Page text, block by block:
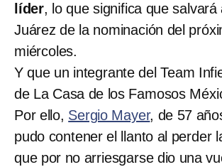
líder, lo que significa que salvará
Juárez de la nominación del
miércoles.
Y que un integrante del Team
de La Casa de los Famosos
Por ello, Sergio Mayer, de 57
pudo contener el llanto al perder
que por no arriesgarse dio una